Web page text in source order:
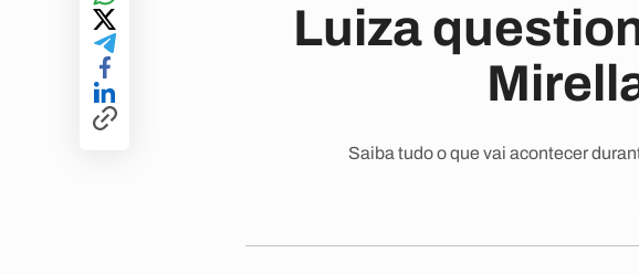
Luiza
Saiba tudo o que vai acontecer